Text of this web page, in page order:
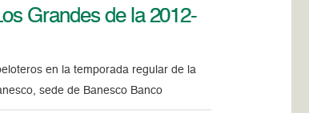
Grandes de la 2012-
en la temporada regular de la
sede de Banesco Banco